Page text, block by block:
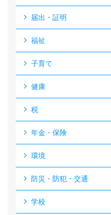
届出・証明
福祉
子育て
健康
税
年金・保険
環境
防災・防犯・交通
学校